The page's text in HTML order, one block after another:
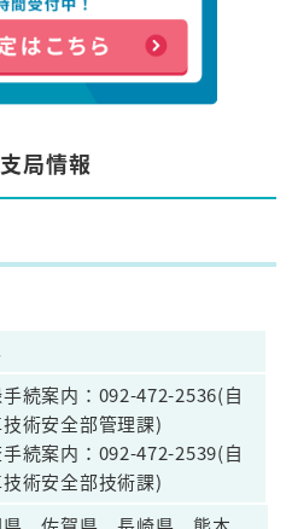
局情報
続案内：092-472-2536(自
術安全部管理課)
続案内：092-472-2539(自
術安全部技術課)